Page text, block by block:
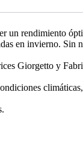
un rendimiento
en invierno. Sin
Giorgetto y